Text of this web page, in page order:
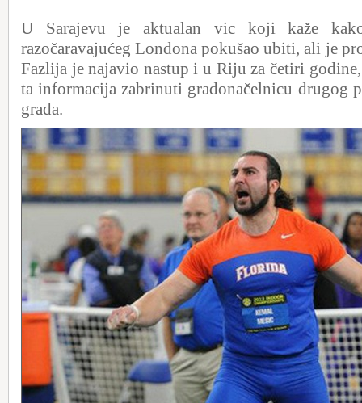
U Sarajevu je aktualan vic koji kaže
razočaravajućeg Londona pokušao ubiti, ali je
Fazlija je najavio nastup i u Riju za četiri
ta informacija zabrinuti gradonačelnicu drugog
grada.